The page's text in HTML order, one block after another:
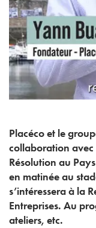
Placéco et le
collaboration
Résolution au
en matinée au
s’intéressera à la
Entreprises. Au
ateliers, etc.